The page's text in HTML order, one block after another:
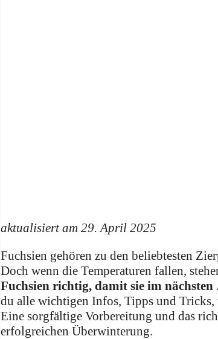
aktualisiert am 29. April 2025
Fuchsien gehören zu den beliebtesten
Doch wenn die Temperaturen fallen,
Fuchsien richtig, damit sie im
du alle wichtigen Infos, Tipps und
Eine sorgfältige Vorbereitung und das
erfolgreichen Überwinterung.